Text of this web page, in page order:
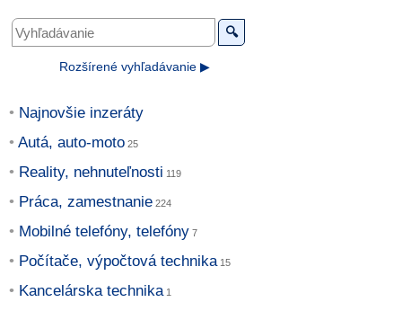
🔍
Rozšírené vyhľadávanie ▶
Najnovšie inzeráty
Autá, auto-moto
Reality, nehnuteľnosti
Práca, zamestnanie
Mobilné telefóny, telefóny
Počítače, výpočtová technika
Kancelárska technika